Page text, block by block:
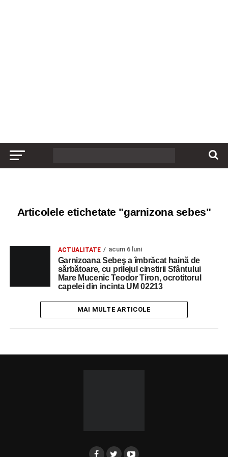
Articolele etichetate "garnizona sebes"
ACTUALITATE acum 6 luni
Garnizoana Sebeş a îmbrăcat haină de
sărbătoare, cu prilejul cinstirii Sfântului
Mare Mucenic Teodor Tiron, ocrotitorul
capelei din incinta UM 02213
MAI MULTE ARTICOLE